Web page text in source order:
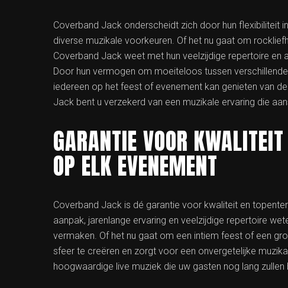
Coverband Jack onderscheidt zich door hun flexibiliteit
diverse muzikale voorkeuren. Of het nu gaat om
Coverband Jack weet met hun veelzijdige repertoire
Door hun vermogen om moeiteloos tussen
iedereen op het feest of evenement kan genieten van
Jack bent u verzekerd van een muzikale ervaring die
GARANTIE VOOR
OP ELK EVENEMENT
Coverband Jack is dé garantie voor kwaliteit en
aanpak, jarenlange ervaring en veelzijdige repertoire
vermaken. Of het nu gaat om een intiem feest of een
sfeer te creëren en zorgt voor een onvergetelijke
hoogwaardige live muziek die uw gasten nog lang zullen